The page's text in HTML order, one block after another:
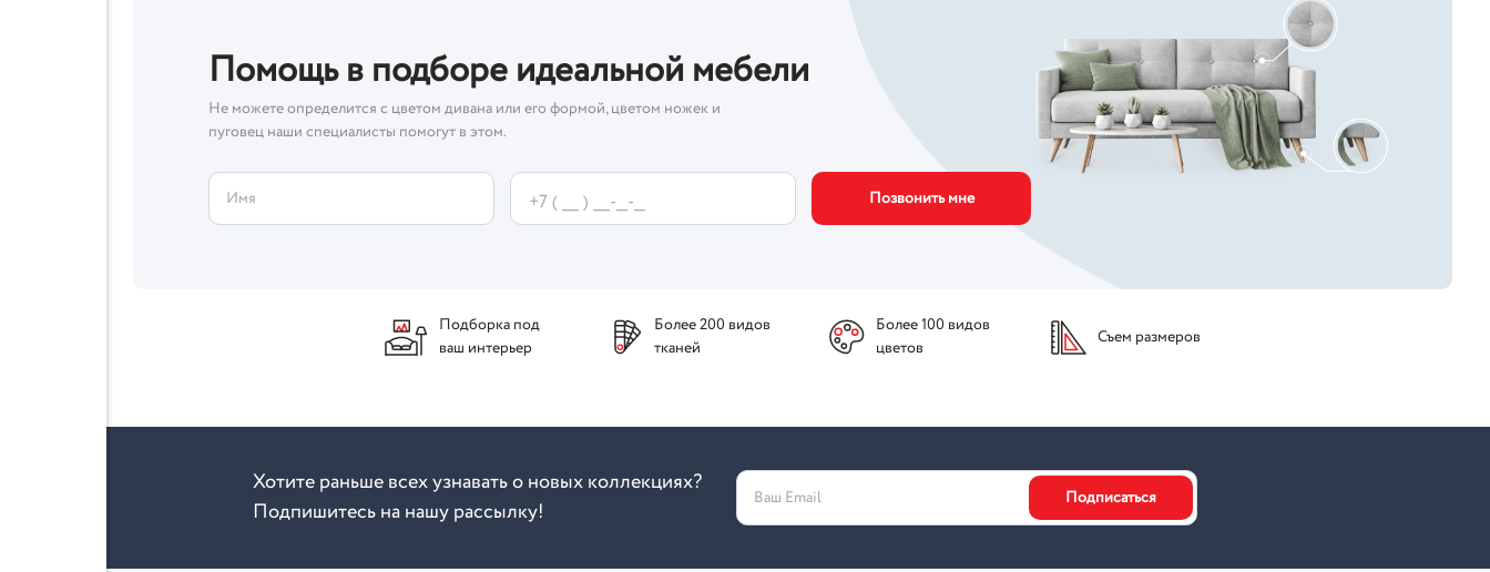
Помощь в подборе идеальной мебели
Не можете определится с цветом дивана или его формой, цветом ножек и
пуговец наши специалисты помогут в этом.
Имя Позвонить мне
Подборка под
ваш интерьер
Более 200 видов
тканей
Более 100 видов
цветов
Съем размеров
Хотите раньше всех узнавать о новых коллекциях?
Подпишитесь на нашу рассылку!
Ваш Email Подписаться